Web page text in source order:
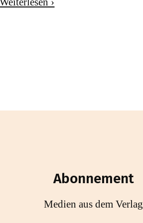
Abonnement
Medien aus dem Verlag